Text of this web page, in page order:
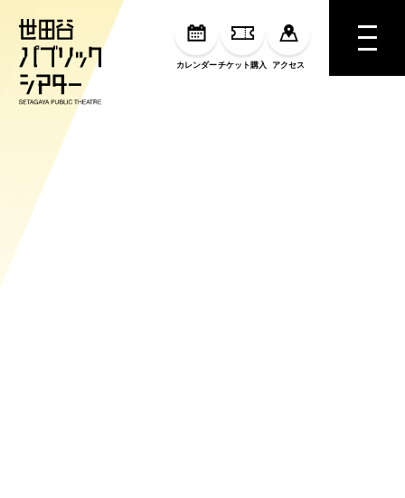
カレンダーチケット購入 アクセス
MENU